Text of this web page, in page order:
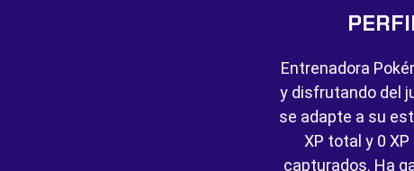
Entrenadora
y disfrutando del
se adapte a su
XP total y 0
capturados. Ha